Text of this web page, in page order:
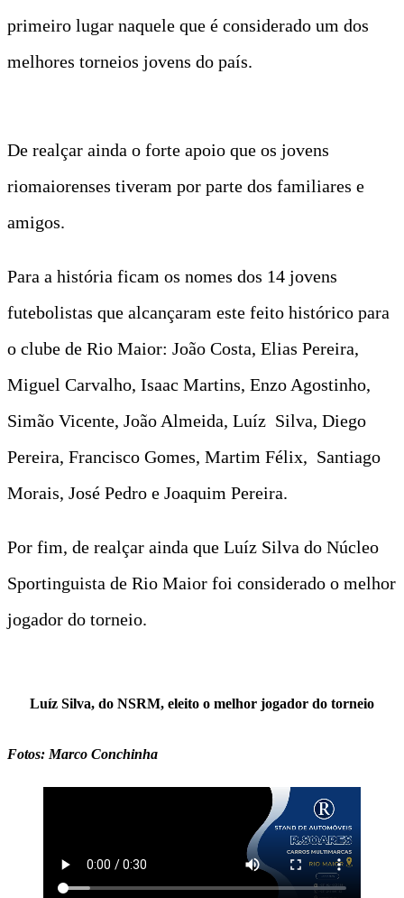
primeiro lugar naquele que é considerado um dos
melhores torneios jovens do país.
De realçar ainda o forte apoio que os jovens
riomaiorenses tiveram por parte dos familiares e
amigos.
Para a história ficam os nomes dos 14 jovens
futebolistas que alcançaram este feito histórico para
o clube de Rio Maior: João Costa, Elias Pereira,
Miguel Carvalho, Isaac Martins, Enzo Agostinho,
Simão Vicente, João Almeida, Luíz Silva, Diego
Pereira, Francisco Gomes, Martim Félix, Santiago
Morais, José Pedro e Joaquim Pereira.
Por fim, de realçar ainda que Luíz Silva do Núcleo
Sportinguista de Rio Maior foi considerado o melhor
jogador do torneio.
Luíz Silva, do NSRM, eleito o melhor jogador do torneio
Fotos: Marco Conchinha